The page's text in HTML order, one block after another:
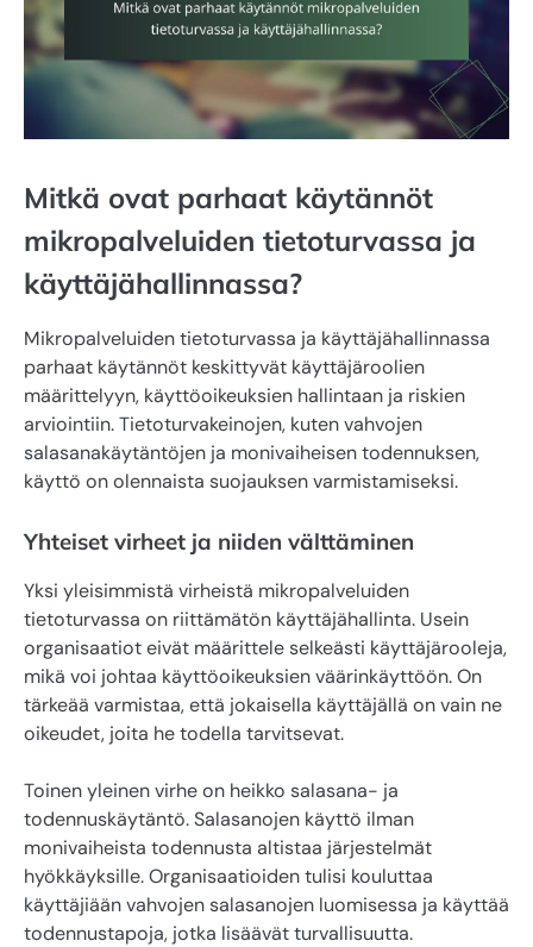
Mitkä ovat parhaat käytännöt
mikropalveluiden tietoturvassa ja
käyttäjähallinnassa?
Mikropalveluiden tietoturvassa ja käyttäjähallinnassa
parhaat käytännöt keskittyvät käyttäjäroolien
määrittelyyn, käyttöoikeuksien hallintaan ja riskien
arviointiin. Tietoturvakeinojen, kuten vahvojen
salasanakäytäntöjen ja monivaiheisen todennuksen,
käyttö on olennaista suojauksen varmistamiseksi.
Yhteiset virheet ja niiden välttäminen
Yksi yleisimmistä virheistä mikropalveluiden
tietoturvassa on riittämätön käyttäjähallinta. Usein
organisaatiot eivät määrittele selkeästi käyttäjärooleja,
mikä voi johtaa käyttöoikeuksien väärinkäyttöön. On
tärkeää varmistaa, että jokaisella käyttäjällä on vain ne
oikeudet, joita he todella tarvitsevat.
Toinen yleinen virhe on heikko salasana- ja
todennuskäytäntö. Salasanojen käyttö ilman
monivaiheista todennusta altistaa järjestelmät
hyökkäyksille. Organisaatioiden tulisi kouluttaa
käyttäjiään vahvojen salasanojen luomisessa ja käyttää
todennustapoja, jotka lisäävät turvallisuutta.